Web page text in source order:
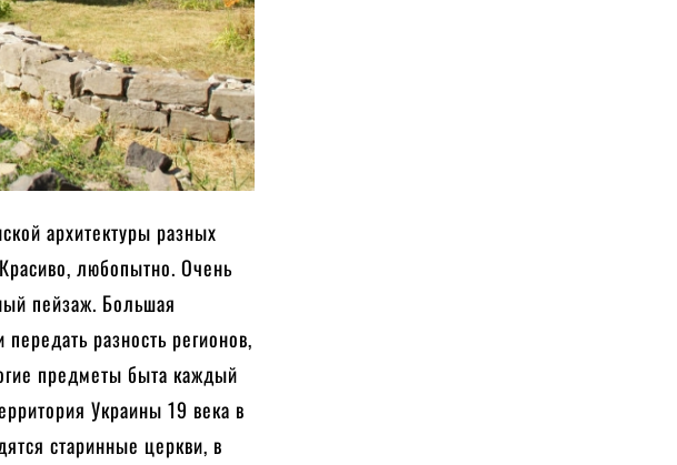
архитектуры разных
любопытно. Очень
пейзаж. Большая
разность регионов,
предметы быта каждый
Украины 19 века в
старинные церкви, в